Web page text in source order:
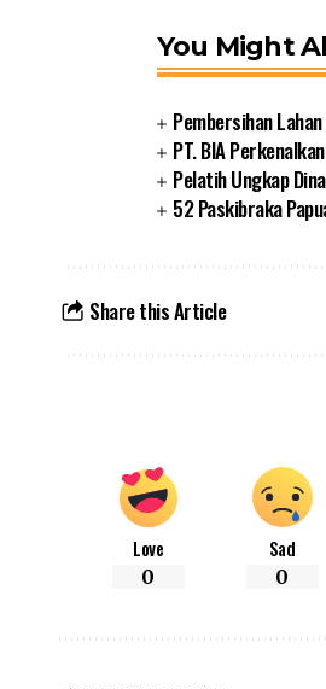
You Might
Pembersihan
PT. BIA
Pelatih Ungkap
52 Paskibraka
Share this Article
Love
0
Sad
0